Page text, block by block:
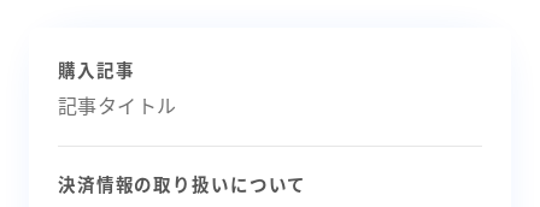
購入記事
記事タイトル
決済情報の取り扱いについて